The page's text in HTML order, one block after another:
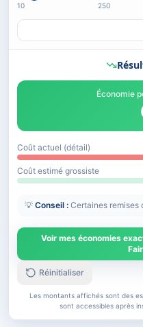
10 250
Économie
Coût actuel (détail)
Coût estimé grossiste
💡 Conseil : Certaines remises
Voir mes économies
Réinitialiser
Les montants affichés sont des
sont accessibles après